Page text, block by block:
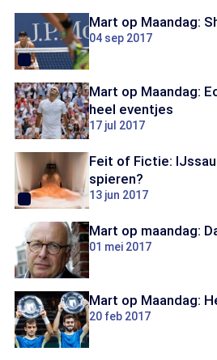
Mart op Maandag:
04 sep 2017
Mart op Maandag:
heel eventjes
17 jul 2017
Feit of Fictie:
spieren?
13 jun 2017
Mart op maandag:
01 mei 2017
Mart op Maandag:
20 feb 2017